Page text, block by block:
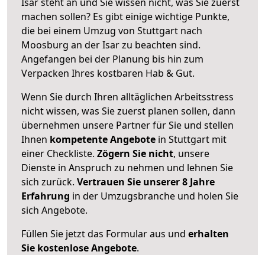
machen sollen? Es gibt einige wichtige Punkte,
die bei einem Umzug von Stuttgart nach
Moosburg an der Isar zu beachten sind.
Angefangen bei der Planung bis hin zum
Verpacken Ihres kostbaren Hab & Gut.
Wenn Sie durch Ihren alltäglichen Arbeitsstress
nicht wissen, was Sie zuerst planen sollen, dann
übernehmen unsere Partner für Sie und stellen
Ihnen kompetente Angebote in Stuttgart mit
einer Checkliste. Zögern Sie nicht, unsere
Dienste in Anspruch zu nehmen und lehnen Sie
sich zurück. Vertrauen Sie unserer 8 Jahre
Erfahrung in der Umzugsbranche und holen Sie
sich Angebote.
Füllen Sie jetzt das Formular aus und erhalten
Sie kostenlose Angebote.